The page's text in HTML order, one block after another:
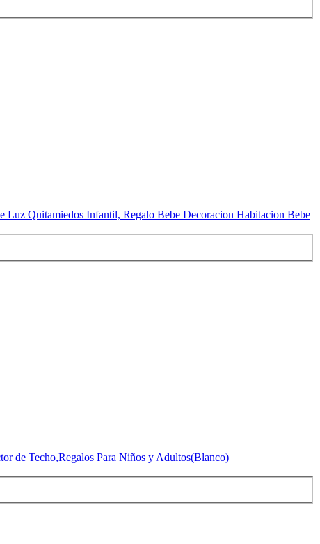
Luz Quitamiedos Infantil, Regalo Bebe Decoracion Habitacion Bebe
de Techo,Regalos Para Niños y Adultos(Blanco)